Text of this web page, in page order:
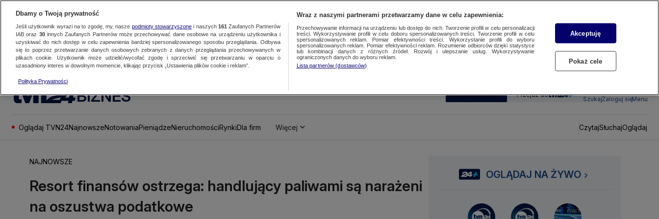
BIZNES SUBSKRYBUJ Przejdź do
SzukajZaloguj sięMenu
Oglądaj TVN24NajnowszeNotowaniaPieniądzeNieruchomościRynkiDla firm Więcej CzytajSłuchajOglądaj
NAJNOWSZE
Resort finansów ostrzega: handlujący paliwami są narażeni
na oszustwa podatkowe
OGLĄDAJ NA ŻYWO
Dbamy o Twoją prywatność
Jeśli użytkownik wyrazi na to zgodę, my, nasze podmioty stowarzyszonei naszych 161 Zaufanych Partnerów
IAB oraz 30innych Zaufanych Partnerów może przechowywać dane osobowe na urządzeniu użytkownika i
uzyskiwać do nich dostęp w celu zapewnienia bardziej spersonalizowanego sposobu przeglądania. Odbywa
się to poprzez przetwarzanie danych osobowych zebranych z danych przeglądania przechowywanych w
plikach cookie. Użytkownik może udzielić/wycofać zgodę i sprzeciwić się przetwarzaniu w oparciu o
uzasadniony interes w dowolnym momencie, klikając przycisk „Ustawienia plików cookie i reklam”.
Polityka Prywatności
Wraz z naszymi partnerami przetwarzamy dane w celu zapewnienia:
Przechowywanie informacji na urządzeniu lub dostęp do nich. Tworzenie profili w celu personalizacji
treści. Wykorzystywanie profili w celu doboru spersonalizowanych treści. Tworzenie profili w celu
spersonalizowanych reklam. Pomiar efektywności treści. Wykorzystanie profili do wyboru
spersonalizowanych reklam. Pomiar efektywności reklam. Rozumienie odbiorców dzięki statystyce
lub kombinacji danych z różnych źródeł. Rozwój i ulepszanie usług. Wykorzystywanie
ograniczonych danych do wyboru reklam.
Lista partnerów (dostawców)
Akceptuję
Pokaż cele